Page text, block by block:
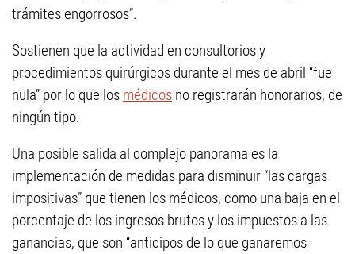
trámites engorrosos”.
Sostienen que la actividad en consultorios y
procedimientos quirúrgicos durante el mes de abril “fue
nula” por lo que los médicos no registrarán honorarios, de
ningún tipo.
Una posible salida al complejo panorama es la
implementación de medidas para disminuir “las cargas
impositivas” que tienen los médicos, como una baja en el
porcentaje de los ingresos brutos y los impuestos a las
ganancias, que son “anticipos de lo que ganaremos